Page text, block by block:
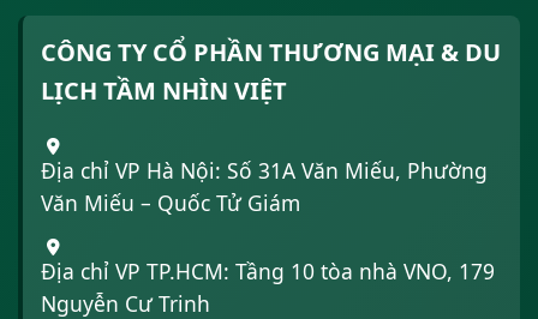
CÔNG TY CỔ PHẦN THƯƠNG MẠI & DU
LỊCH TẦM NHÌN VIỆT
Địa chỉ VP Hà Nội: Số 31A Văn Miếu, Phường
Văn Miếu – Quốc Tử Giám
Địa chỉ VP TP.HCM: Tầng 10 tòa nhà VNO, 179
Nguyễn Cư Trinh